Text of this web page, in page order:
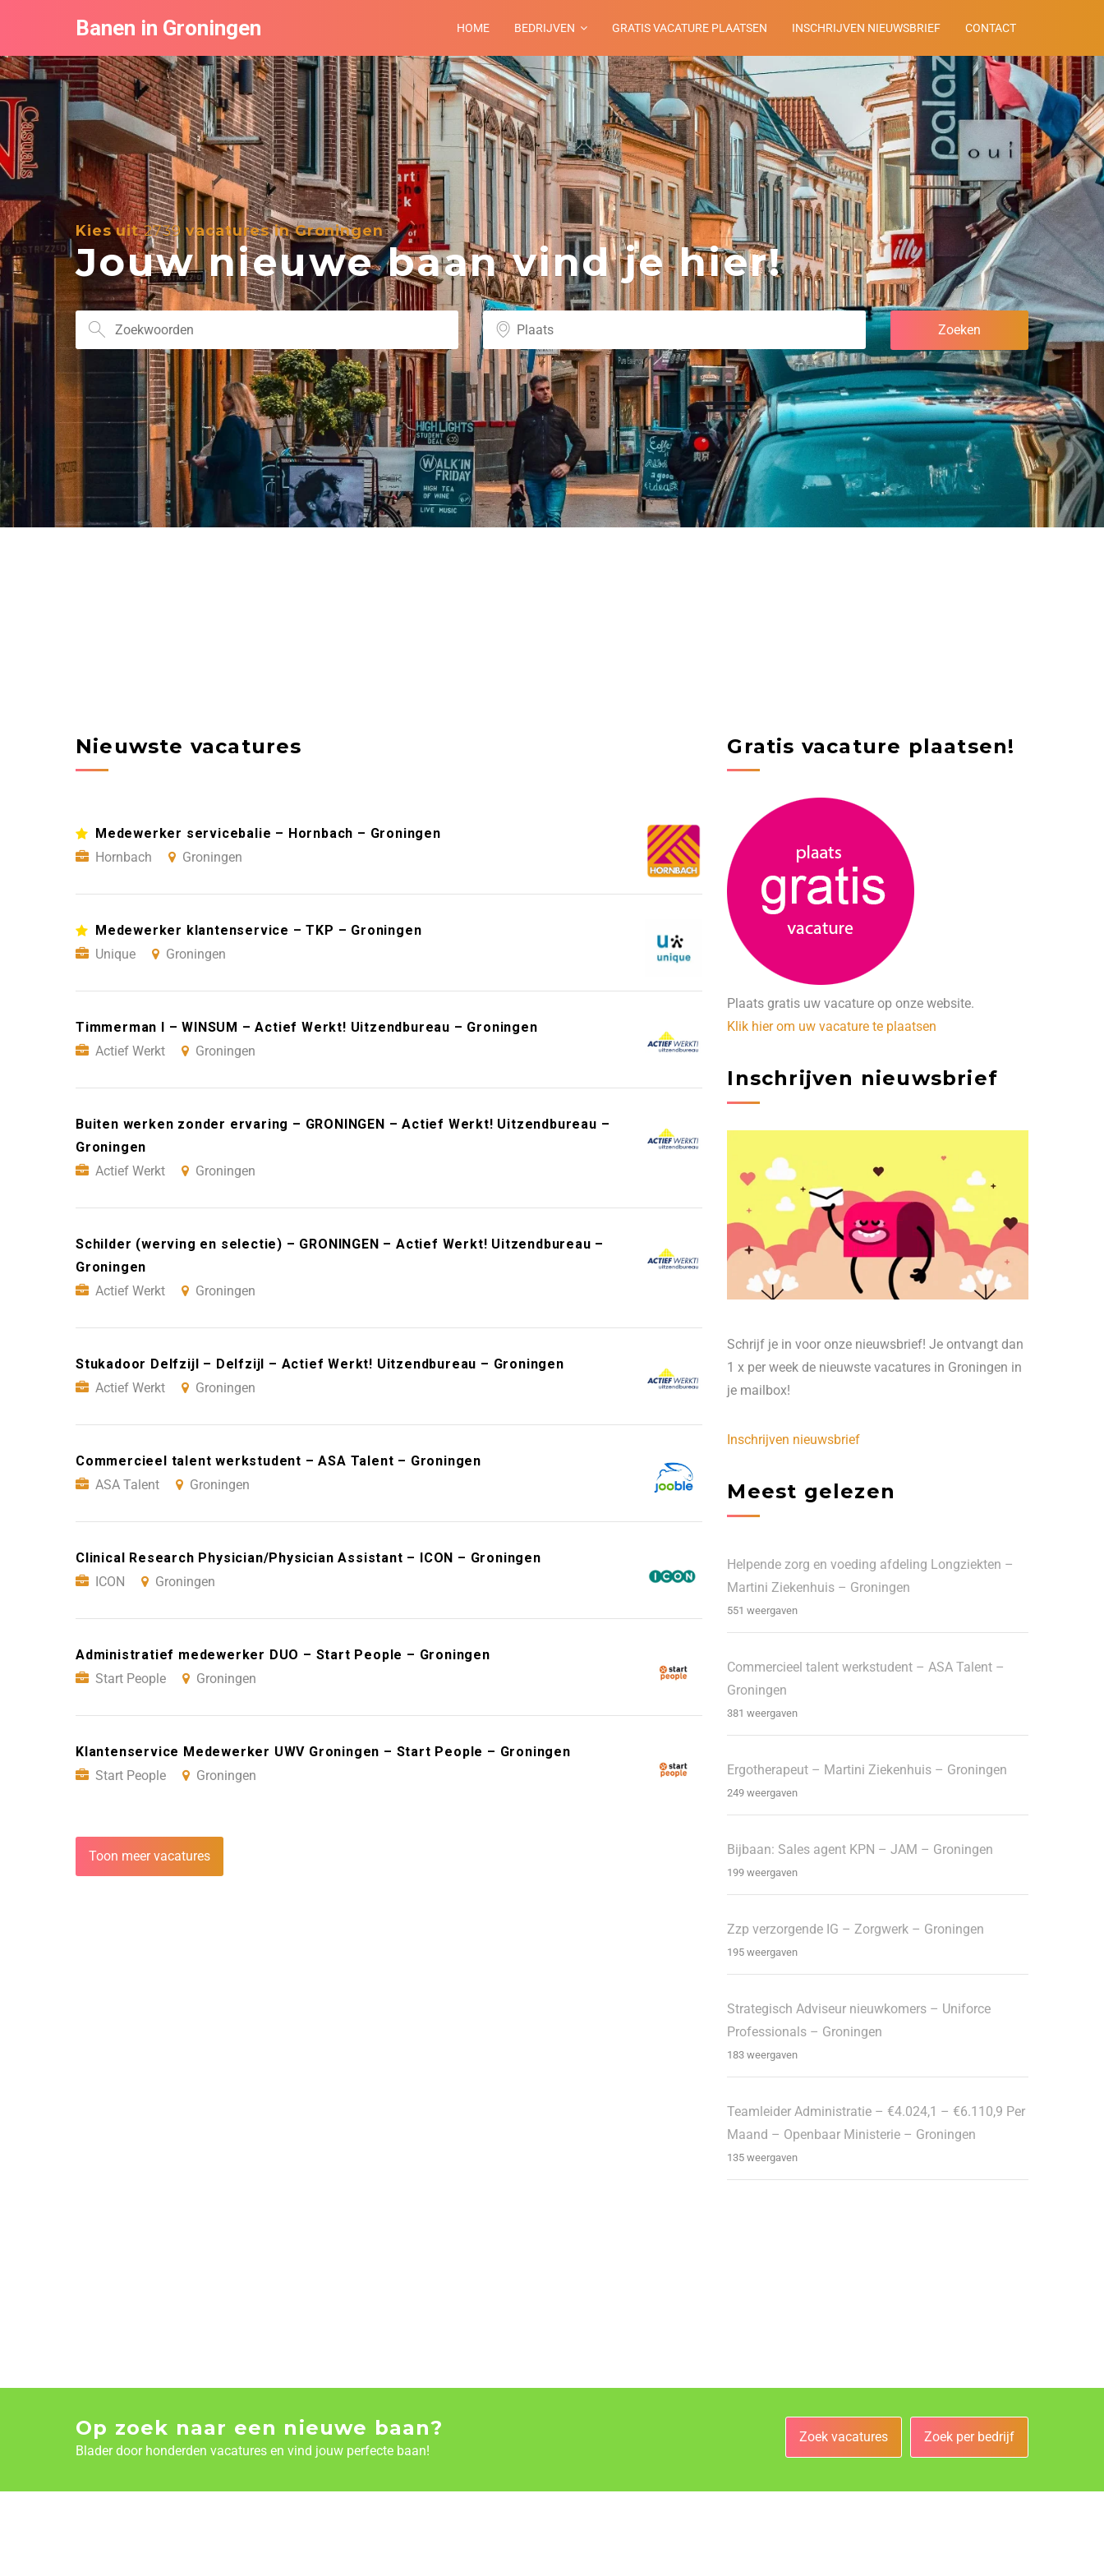
Banen in Groningen HOME BEDRIJVEN GRATIS VACATURE PLAATSEN INSCHRIJVEN NIEUWSBRIEF CONTACT
Kies uit2739 vacatures in Groningen
Jouw nieuwe baan vind je hier!
Nieuwste vacatures
Medewerker servicebalie – Hornbach – Groningen
Hornbach
Groningen
Medewerker klantenservice – TKP – Groningen
Unique
Groningen
Timmerman I – WINSUM – Actief Werkt! Uitzendbureau – Groningen
Actief Werkt
Groningen
Buiten werken zonder ervaring – GRONINGEN – Actief Werkt! Uitzendbureau –
Groningen
Actief Werkt
Groningen
Schilder (werving en selectie) – GRONINGEN – Actief Werkt! Uitzendbureau –
Groningen
Actief Werkt
Groningen
Stukadoor Delfzijl – Delfzijl – Actief Werkt! Uitzendbureau – Groningen
Actief Werkt
Groningen
Commercieel talent werkstudent – ASA Talent – Groningen
ASA Talent
Groningen
Clinical Research Physician/Physician Assistant – ICON – Groningen
ICON
Groningen
Administratief medewerker DUO – Start People – Groningen
Start People
Groningen
Klantenservice Medewerker UWV Groningen – Start People – Groningen
Start People
Groningen
Toon meer vacatures
Gratis vacature plaatsen!
Plaats gratis uw vacature op onze website.
Klik hier om uw vacature te plaatsen
Inschrijven nieuwsbrief
Schrijf je in voor onze nieuwsbrief! Je ontvangt dan
1 x per week de nieuwste vacatures in Groningen in
je mailbox!
Inschrijven nieuwsbrief
Meest gelezen
Helpende zorg en voeding afdeling Longziekten –
Martini Ziekenhuis – Groningen
551 weergaven
Commercieel talent werkstudent – ASA Talent –
Groningen
381 weergaven
Ergotherapeut – Martini Ziekenhuis – Groningen
249 weergaven
Bijbaan: Sales agent KPN – JAM – Groningen
199 weergaven
Zzp verzorgende IG – Zorgwerk – Groningen
195 weergaven
Strategisch Adviseur nieuwkomers – Uniforce
Professionals – Groningen
183 weergaven
Teamleider Administratie – €4.024,1 – €6.110,9 Per
Maand – Openbaar Ministerie – Groningen
135 weergaven
Op zoek naar een nieuwe baan?
Blader door honderden vacatures en vind jouw perfecte baan!
Zoek vacatures Zoek per bedrijf